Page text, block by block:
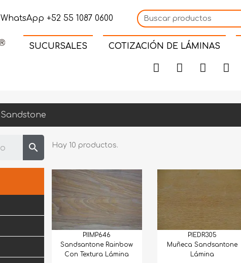
WhatsApp +52 55 1087 0600
SUCURSALES COTIZACIÓN DE LÁMINAS
Sandstone
search Hay 10 productos.
PIIMP646
Sandsantone Rainbow
Con Textura Lámina
PIEDR305
Muñeca Sandsantone
Lámina